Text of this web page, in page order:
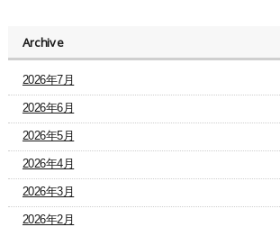
Archive
2026年7月
2026年6月
2026年5月
2026年4月
2026年3月
2026年2月